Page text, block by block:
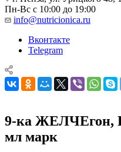
Пн-Вс с 10:00 до 19:00
info@nutricionica.ru
Вконтакте
Telegram
9-ка ЖЕЛЧЕгон,
мл марк